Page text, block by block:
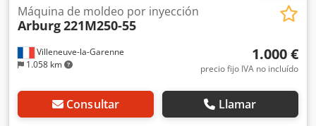
Villeneuve-la-Garenne
1.058 km
Máquina de moldeo por inyección
Arburg221M250-55
1.000 €
precio fijo IVA no incluído
Consultar Llamar